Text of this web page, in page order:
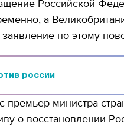
Российской
а
по этому
россии
премьер-министра
о восстановлении